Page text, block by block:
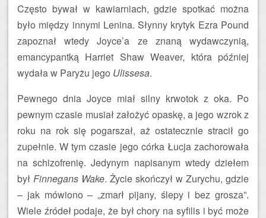
Często bywał w kawiarniach, gdzie spotkać można
było między innymi Lenina. Słynny krytyk Ezra Pound
zapoznał wtedy Joyce’a ze znaną wydawczynią,
emancypantką Harriet Shaw Weaver, która później
wydała w Paryżu jego Ulissesa.
Pewnego dnia Joyce miał silny krwotok z oka. Po
pewnym czasie musiał założyć opaskę, a jego wzrok z
roku na rok się pogarszał, aż ostatecznie stracił go
zupełnie. W tym czasie jego córka Łucja zachorowała
na schizofrenię. Jedynym napisanym wtedy dziełem
był Finnegans Wake. Życie skończył w Zurychu, gdzie
– jak mówiono – „zmarł pijany, ślepy i bez grosza”.
Wiele źródeł podaje, że był chory na syfilis i być może